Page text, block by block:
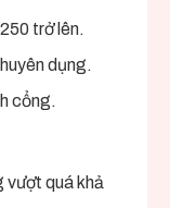
trở lên.
dụng.
cổng.
vượt quá khả